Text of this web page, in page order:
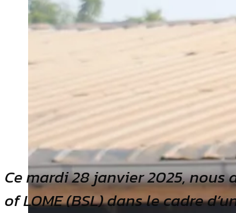
Ce mardi 28 janvier 2025,
of LOME (BSL) dans le cadre